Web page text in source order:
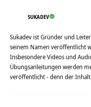
SUKADEV
Sukadev ist Gründer und
seinem Namen veröffentlicht
Insbesondere Videos und
Übungsanleitungen werden
veröffentlicht - denn der